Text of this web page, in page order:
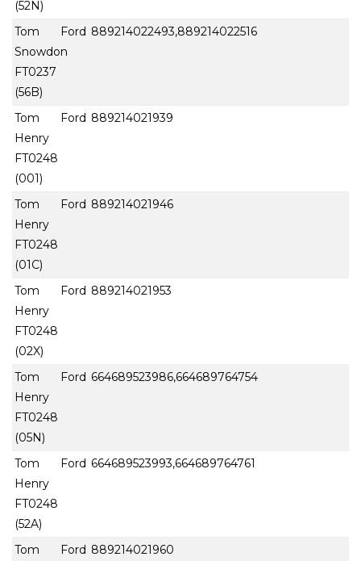
(52N)
Tom Ford
Snowdon
FT0237
(56B)
889214022493,889214022516
Tom Ford
Henry
FT0248
(001)
889214021939
Tom Ford
Henry
FT0248
(01C)
889214021946
Tom Ford
Henry
FT0248
(02X)
889214021953
Tom Ford
Henry
FT0248
(05N)
664689523986,664689764754
Tom Ford
Henry
FT0248
(52A)
664689523993,664689764761
Tom Ford 889214021960